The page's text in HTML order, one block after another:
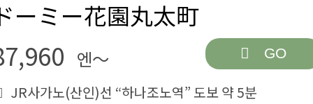
ーミー花園丸太町
엔～ GO
JR사가노(산인)선 “하나조노역” 도보 약 5분